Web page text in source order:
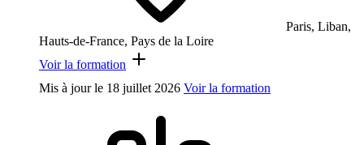
Paris, Liban,
Hauts-de-France, Pays de la Loire
Voir la formation
Mis à jour le 18 juillet 2026 Voir la formation